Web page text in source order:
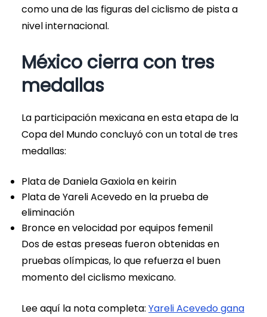
como una de las figuras del ciclismo de pista a
nivel internacional.
México cierra con tres
medallas
La participación mexicana en esta etapa de la
Copa del Mundo concluyó con un total de tres
medallas:
Plata de Daniela Gaxiola en keirin
Plata de Yareli Acevedo en la prueba de
eliminación
Bronce en velocidad por equipos femenil
Dos de estas preseas fueron obtenidas en
pruebas olímpicas, lo que refuerza el buen
momento del ciclismo mexicano.
Lee aquí la nota completa: Yareli Acevedo gana